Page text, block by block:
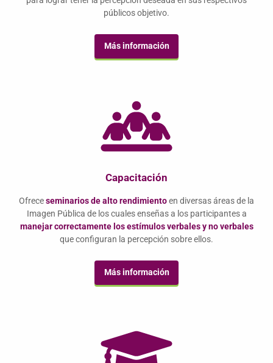
públicos objetivo.
Más información
Capacitación
Ofreceseminarios de alto rendimientoen diversas áreas de la
Imagen Pública de los cuales enseñas a los participantes a
manejar correctamente los estímulos verbales y no verbales
que configuran la percepción sobre ellos.
Más información